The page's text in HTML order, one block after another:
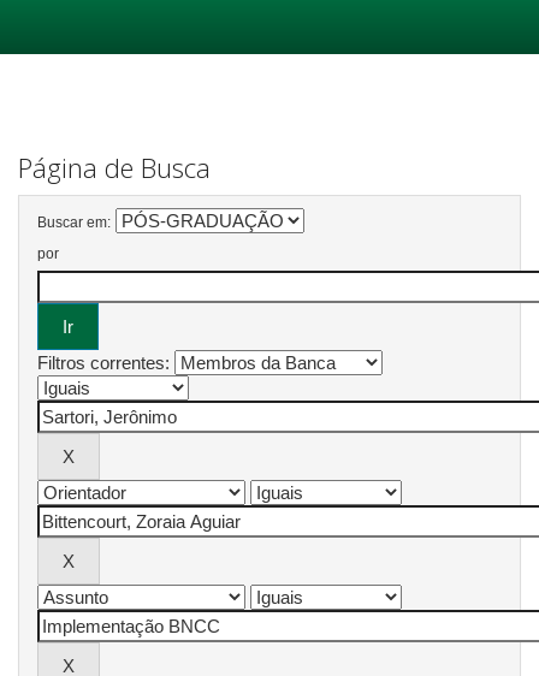
Página de Busca
Buscar em:
por
Filtros correntes: